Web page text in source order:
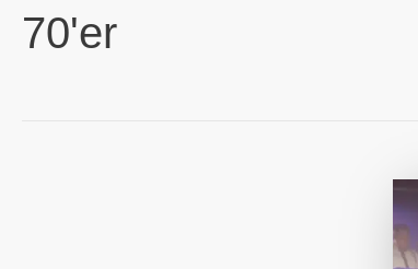
70'er